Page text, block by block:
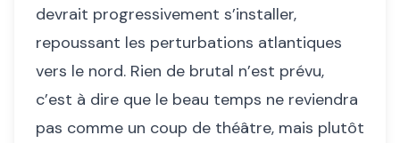
devrait progressivement s’installer,
repoussant les perturbations atlantiques
vers le nord. Rien de brutal n’est prévu,
c’est à dire que le beau temps ne reviendra
pas comme un coup de théâtre, mais plutôt